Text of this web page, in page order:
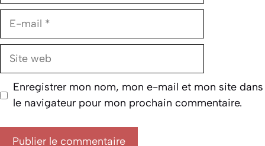
E-
Site
Enregistrer mon nom, mon e-mail et mon site dans
le navigateur pour mon prochain commentaire.